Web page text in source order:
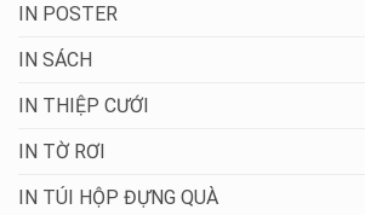
IN POSTER
IN SÁCH
IN THIỆP CƯỚI
IN TỜ RƠI
IN TÚI HỘP ĐỰNG QUÀ